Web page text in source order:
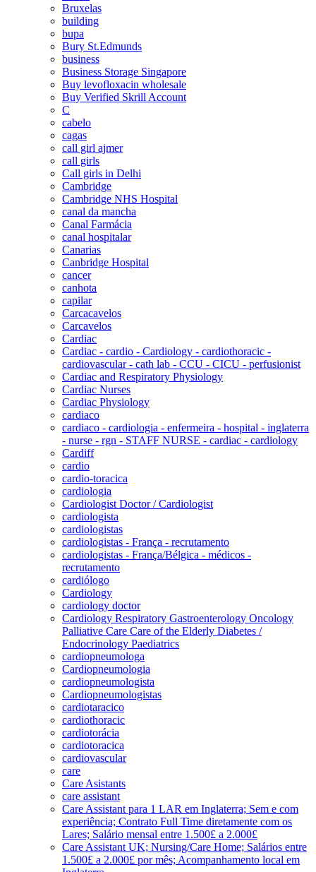
Bruxelas
building
bupa
Bury St.Edmunds
business
Business Storage Singapore
Buy levofloxacin wholesale
Buy Verified Skrill Account
C
cabelo
cagas
call girl ajmer
call girls
Call girls in Delhi
Cambridge
Cambridge NHS Hospital
canal da mancha
Canal Farmácia
canal hospitalar
Canarias
Canbridge Hospital
cancer
canhota
capilar
Carcacavelos
Carcavelos
Cardiac
Cardiac - cardio - Cardiology - cardiothoracic -
cardiovascular - cath lab - CCU - CICU - perfusionist
Cardiac and Respiratory Physiology
Cardiac Nurses
Cardiac Physiology
cardiaco
cardiaco - cardiologia - enfermeira - hospital - inglaterra
- nurse - rgn - STAFF NURSE - cardiac - cardiology
Cardiff
cardio
cardio-toracica
cardiologia
Cardiologist Doctor / Cardiologist
cardiologista
cardiologistas
cardiologistas - França - recrutamento
cardiologistas - França/Bélgica - médicos -
recrutamento
cardiólogo
Cardiology
cardiology doctor
Cardiology Respiratory Gastroenterology Oncology
Palliative Care Care of the Elderly Diabetes /
Endocrinology Paediatrics
cardiopneumologa
Cardiopneumologia
cardiopneumologista
Cardiopneumologistas
cardiotaracico
cardiothoracic
cardiotorácia
cardiotoracica
cardiovascular
care
Care Asistants
care assistant
Care Assistant para 1 LAR em Inglaterra; Sem e com
experiência; Contrato Full Time diretamente com os
Lares; Salário mensal entre 1.500£ a 2.000£
Care Assistant UK; Nursing/Care Home; Salários entre
1.500£ a 2.000£ por mês; Acompanhamento local em